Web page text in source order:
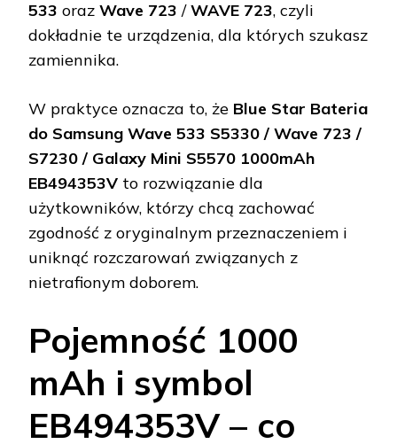
533 oraz Wave 723 /WAVE 723, czyli
dokładnie te urządzenia, dla których szukasz
zamiennika.
W praktyce oznacza to, że Blue Star Bateria
do Samsung Wave 533 S5330 / Wave 723 /
S7230 / Galaxy Mini S5570 1000mAh
EB494353V to rozwiązanie dla
użytkowników, którzy chcą zachować
zgodność z oryginalnym przeznaczeniem i
uniknąć rozczarowań związanych z
nietrafionym doborem.
Pojemność 1000
mAh i symbol
EB494353V – co